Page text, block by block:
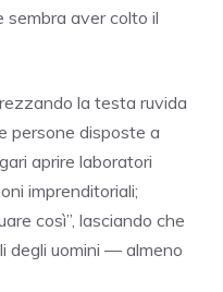
sembra aver colto il
la testa ruvida
persone disposte a
aprire laboratori
imprenditoriali;
così”, lasciando che
degli uomini — almeno